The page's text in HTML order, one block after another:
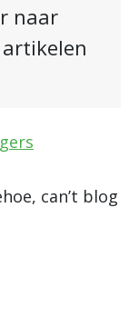
naar
can’t blog